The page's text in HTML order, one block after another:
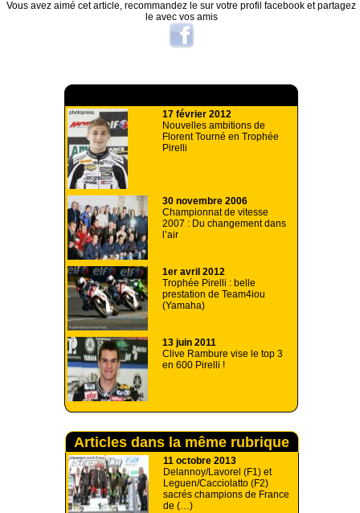
Vous avez aimé cet article, recommandez le sur votre profil facebook et partagez
le avec vos amis
17 février 2012
Nouvelles ambitions de
Florent Tourné en Trophée
Pirelli
30 novembre 2006
Championnat de vitesse
2007 : Du changement dans
l’air
1er avril 2012
Trophée Pirelli : belle
prestation de Team4iou
(Yamaha)
13 juin 2011
Clive Rambure vise le top 3
en 600 Pirelli !
Articles dans la même rubrique
11 octobre 2013
Delannoy/Lavorel (F1) et
Leguen/Cacciolatto (F2)
sacrés champions de France
de (…)